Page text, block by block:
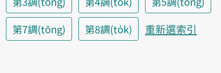
第7調(tōng)
第8調(to̍k) 重新選索引